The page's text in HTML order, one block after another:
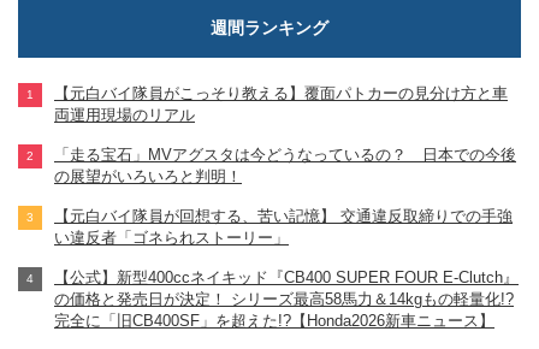
週間ランキング
【元白バイ隊員がこっそり教える】覆面パトカーの見分け方と車
両運用現場のリアル
「走る宝石」MVアグスタは今どうなっているの？ 日本での今後
の展望がいろいろと判明！
【元白バイ隊員が回想する、苦い記憶】 交通違反取締りでの手強
い違反者「ゴネられストーリー」
【公式】新型400ccネイキッド『CB400 SUPER FOUR E-Clutch』
の価格と発売日が決定！ シリーズ最高58馬力＆14kgもの軽量化!?
完全に「旧CB400SF」を超えた!?【Honda2026新車ニュース】